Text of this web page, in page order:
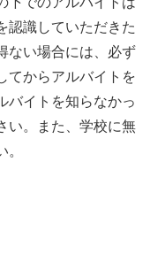
認識していただきた
ない場合には、必ず
てからアルバイトを
バイトを知らなかっ
い。また、学校に無